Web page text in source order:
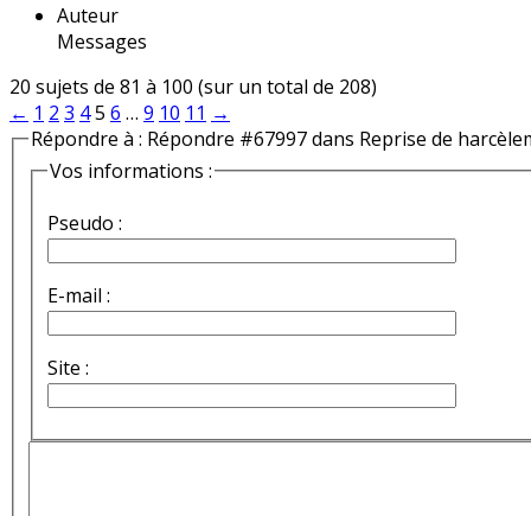
Auteur
Messages
20 sujets de 81 à 100 (sur un total de 208)
← 1 2 3 45 6 … 9 10 11 →
Répondre à : Répondre #67997 dans Reprise de
Vos informations :
Pseudo :
E-mail :
Site :